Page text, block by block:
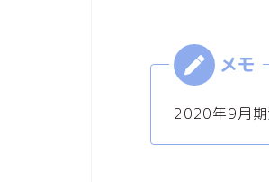
2020年9月